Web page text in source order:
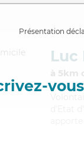
Présentation
Luc
à 5km
d'Etat